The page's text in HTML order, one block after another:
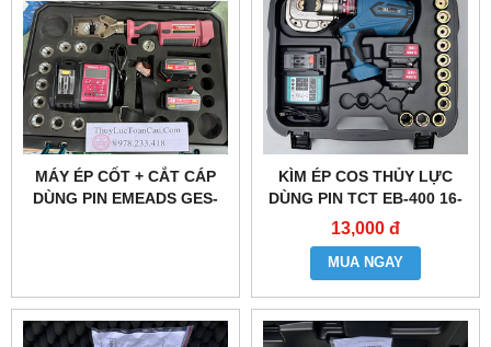
MÁY ÉP CỐT + CẮT CÁP
DÙNG PIN EMEADS GES-
KÌM ÉP COS THỦY LỰC
DÙNG PIN TCT EB-400 16-
400MM2
13,000 đ
MUA NGAY